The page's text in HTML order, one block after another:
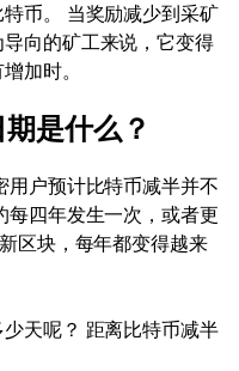
币。 当奖励减少到采矿
向的矿工来说，它变得
加时。
是什么？
用户预计比特币减半并不
每四年发生一次，或者更
区块，每年都变得越来
天呢？ 距离比特币减半